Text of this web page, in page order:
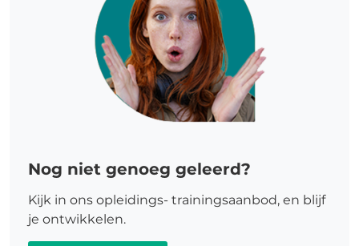
Nog niet genoeg geleerd?
Kijk in ons opleidings- trainingsaanbod, en blijf
je ontwikkelen.